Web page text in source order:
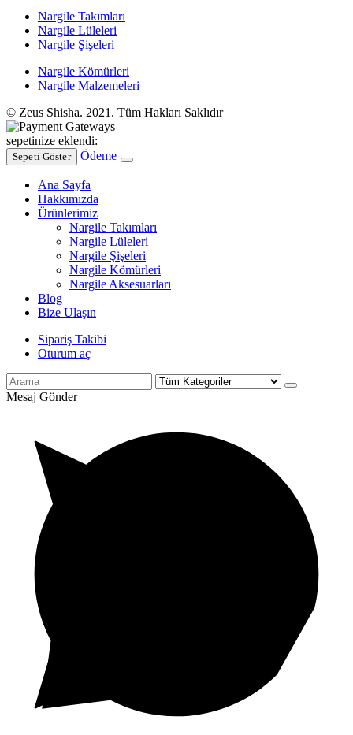
Nargile Takımları
Nargile Lüleleri
Nargile Şişeleri
Nargile Kömürleri
Nargile Malzemeleri
© Zeus Shisha. 2021. Tüm Hakları Saklıdır
sepetinize eklendi:
Sepeti Göster Ödeme
Ana Sayfa
Hakkımızda
Ürünlerimiz
Nargile Takımları
Nargile Lüleleri
Nargile Şişeleri
Nargile Kömürleri
Nargile Aksesuarları
Blog
Bize Ulaşın
Sipariş Takibi
Oturum aç
Mesaj Gönder